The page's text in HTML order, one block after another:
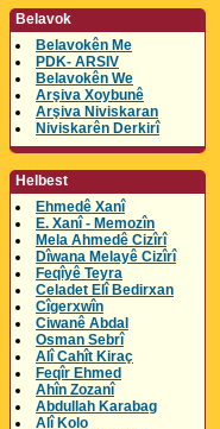
Belavok
Belavokên Me
PDK- ARSIV
Belavokên We
Arşiva Xoybunê
Arşiva Niviskaran
Niviskarên Derkirî
Helbest
Ehmedê Xanî
E. Xanî - Memozîn
Mela Ahmedê Cizîrî
Dîwana Melayê Cizîrî
Feqîyê Teyra
Celadet Elî Bedirxan
Cîgerxwîn
Ciwanê Abdal
Osman Sebrî
Alî Cahît Kiraç
Feqîr Ehmed
Ahîn Zozanî
Abdullah Karabag
Alî Kolo